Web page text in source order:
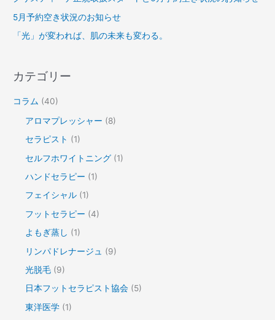
5月予約空き状況のお知らせ
「光」が変われば、肌の未来も変わる。
カテゴリー
コラム (40)
アロマプレッシャー (8)
セラピスト (1)
セルフホワイトニング (1)
ハンドセラピー (1)
フェイシャル (1)
フットセラピー (4)
よもぎ蒸し (1)
リンパドレナージュ (9)
光脱毛 (9)
日本フットセラピスト協会 (5)
東洋医学 (1)